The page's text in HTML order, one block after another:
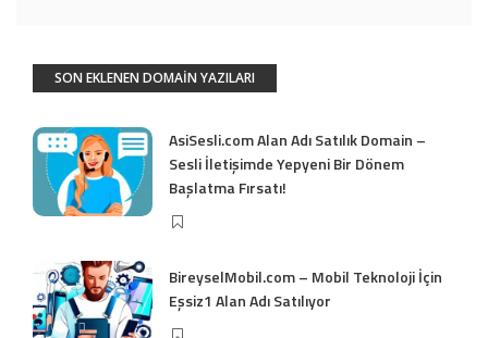
SON EKLENEN DOMAİN YAZILARI
AsiSesli.com Alan Adı Satılık Domain –
Sesli İletişimde Yepyeni Bir Dönem
Başlatma Fırsatı!
BireyselMobil.com – Mobil Teknoloji İçin
Eşsiz1 Alan Adı Satılıyor